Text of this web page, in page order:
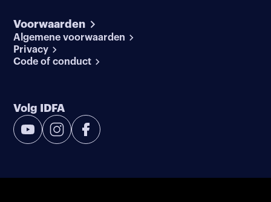
Voorwaarden
Algemene voorwaarden
Privacy
Code of conduct
Volg IDFA